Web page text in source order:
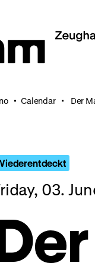
Calendar Der
03.